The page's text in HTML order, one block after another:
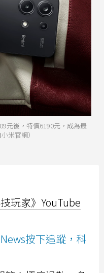
元後，特價6190元，成為最
米官網）
玩家》YouTube
按下追蹤，科